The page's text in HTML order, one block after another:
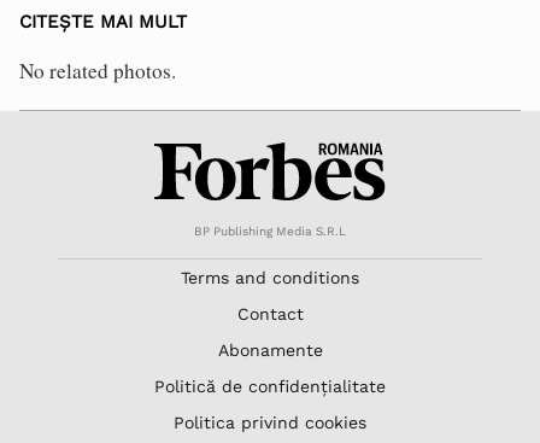
CITEȘTE MAI MULT
No related photos.
BP Publishing Media S.R.L
Terms and conditions
Contact
Abonamente
Politică de confidențialitate
Politica privind cookies